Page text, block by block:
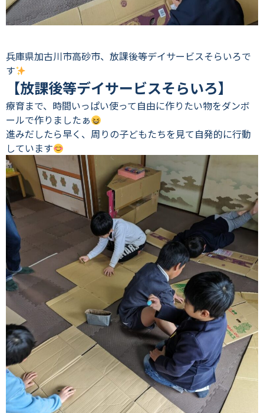
兵庫県加古川市高砂市、放課後等デイサービスそらいろで
す
【放課後等デイサービスそらいろ】
療育まで、時間いっぱい使って自由に作りたい物をダンボ
ールで作りましたぁ
進みだしたら早く、周りの子どもたちを見て自発的に行動
しています